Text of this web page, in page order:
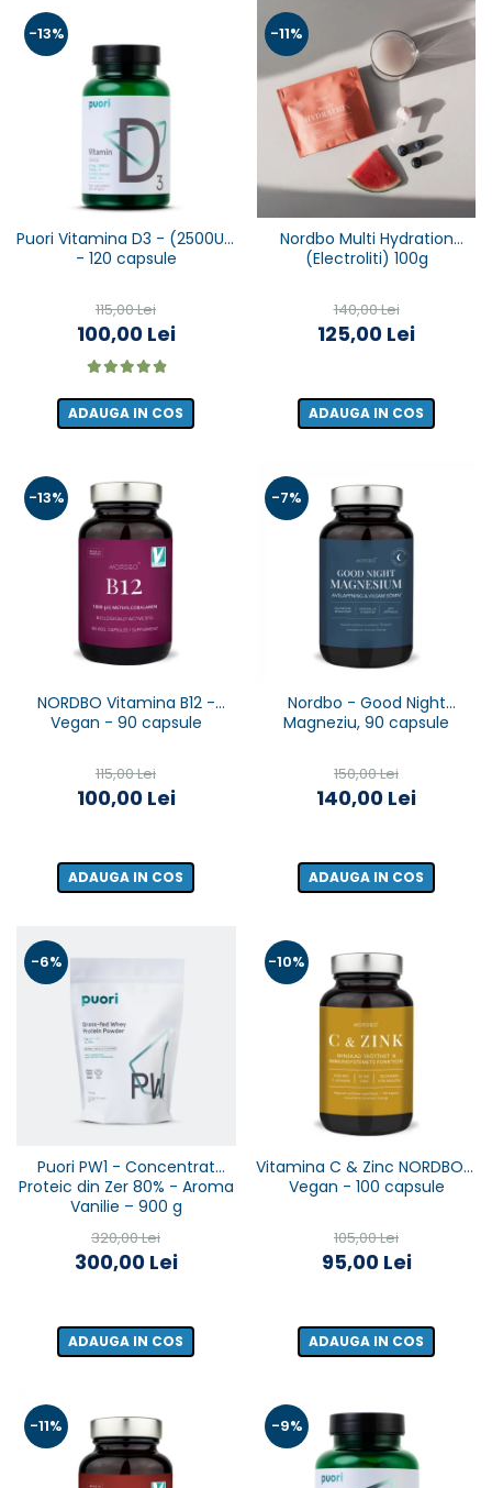
-13%
Puori Vitamina D3 - (2500UI)
- 120 capsule
115,00 Lei
100,00 Lei
ADAUGA IN COS
-11%
Nordbo Multi Hydration
(Electroliti) 100g
140,00 Lei
125,00 Lei
ADAUGA IN COS
-13%
NORDBO Vitamina B12 -
Vegan - 90 capsule
115,00 Lei
100,00 Lei
ADAUGA IN COS
-7%
Nordbo - Good Night
Magneziu, 90 capsule
150,00 Lei
140,00 Lei
ADAUGA IN COS
-6%
Puori PW1 - Concentrat
Proteic din Zer 80% - Aroma
Vanilie – 900 g
320,00 Lei
300,00 Lei
ADAUGA IN COS
-10%
Vitamina C & Zinc NORDBO -
Vegan - 100 capsule
105,00 Lei
95,00 Lei
ADAUGA IN COS
-11% -9%